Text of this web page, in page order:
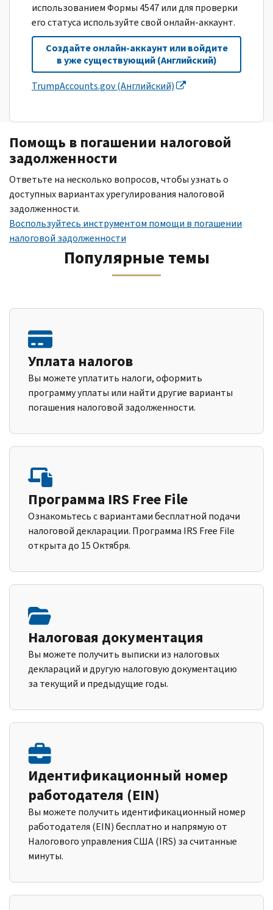
использованием Формы 4547 или для проверки
его статуса используйте свой онлайн-аккаунт.
Создайте онлайн-аккаунт или войдите
в уже существующий (Английский)
TrumpAccounts.gov (Английский)
Помощь в погашении налоговой
задолженности
Ответьте на несколько вопросов, чтобы узнать о
доступных вариантах урегулирования налоговой
задолженности.
Воспользуйтесь инструментом помощи в погашении
налоговой задолженности
Популярные темы
Уплата налогов
Вы можете уплатить налоги, оформить
программу уплаты или найти другие варианты
погашения налоговой задолженности.
Программа IRS Free File
Ознакомьтесь с вариантами бесплатной подачи
налоговой декларации. Программа IRS Free File
открыта до 15 Октября.
Налоговая документация
Вы можете получить выписки из налоговых
деклараций и другую налоговую документацию
за текущий и предыдущие годы.
Идентификационный номер
работодателя (EIN)
Вы можете получить идентификационный номер
работодателя (EIN) бесплатно и напрямую от
Налогового управления США (IRS) за считанные
минуты.